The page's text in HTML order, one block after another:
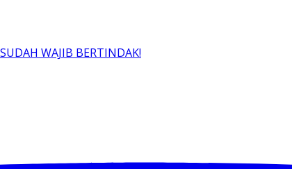
WAJIB BERTINDAK!